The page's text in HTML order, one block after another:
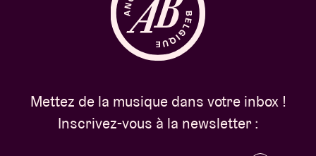
Mettez de la musique dans votre inbox !
Inscrivez-vous à la newsletter :